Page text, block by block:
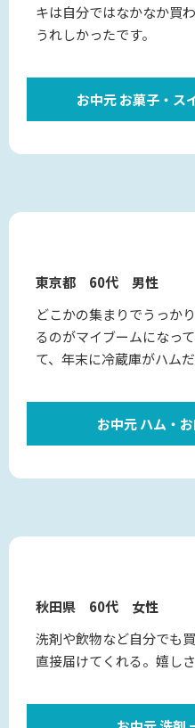
キは自分ではなかなか買
うれしかったです。
お中元 お菓子・ス
東京都 60代 男性
どこかの集まりでうっか
るのがマイブームになっ
て、年末に冷蔵庫がハム
お中元 ハム・
秋田県 60代 女性
洗剤や飲物など自分でも
直接届けてくれる。嬉し